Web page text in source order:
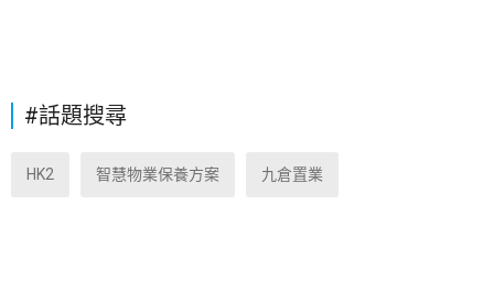
#話題搜尋
HK2 智慧物業保養方案 九倉置業